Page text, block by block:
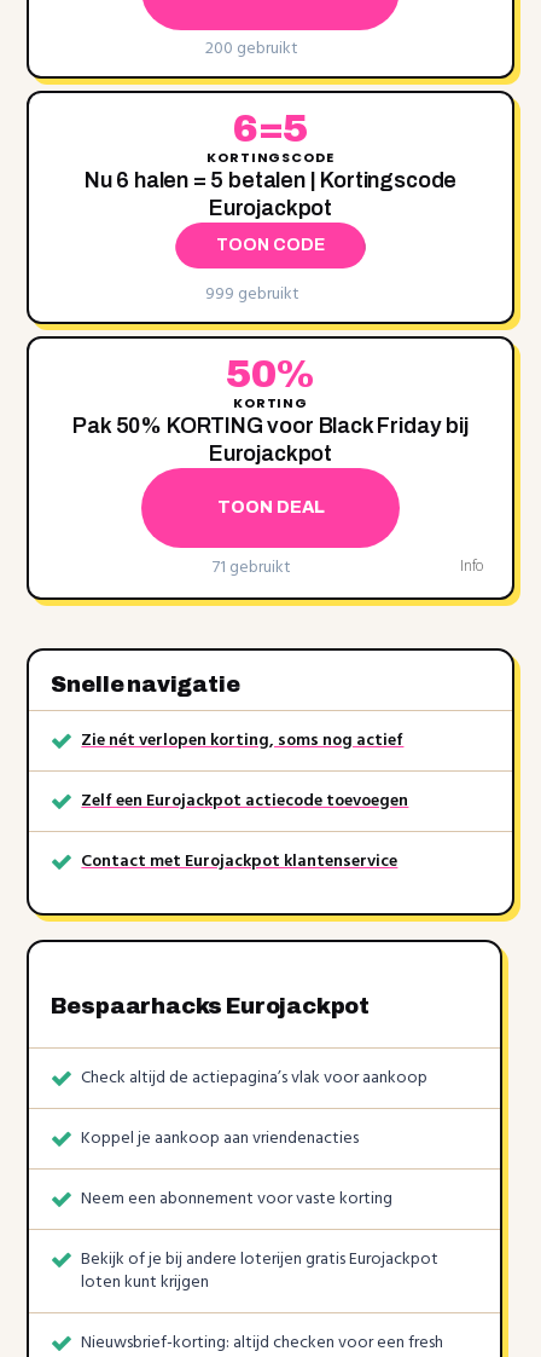
200 gebruikt
6=5
KORTINGSCODE
Nu 6 halen = 5 betalen | Kortingscode
Eurojackpot
TOON CODE
999 gebruikt
50%
KORTING
Pak 50% KORTING voor Black Friday bij
Eurojackpot
TOON DEAL
71 gebruikt Info
Snelle navigatie
Zie nét verlopen korting, soms nog actief
Zelf een Eurojackpot actiecode toevoegen
Contact met Eurojackpot klantenservice
Bespaarhacks Eurojackpot
Check altijd de actiepagina’s vlak voor aankoop
Koppel je aankoop aan vriendenacties
Neem een abonnement voor vaste korting
Bekijk of je bij andere loterijen gratis Eurojackpot
loten kunt krijgen
Nieuwsbrief-korting: altijd checken voor een fresh